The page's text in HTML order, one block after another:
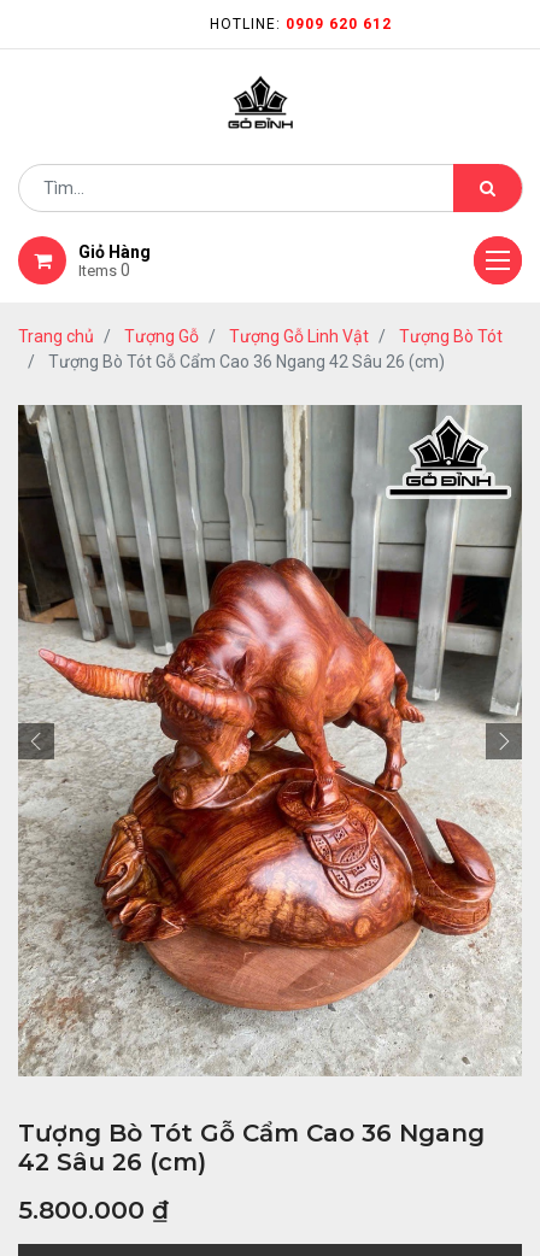
HOTLINE: 0909 620 612
Giỏ Hàng
Items 0
Trang chủ Tượng Gỗ Tượng Gỗ Linh Vật
Tượng Bò Tót
Tượng Bò Tót Gỗ Cẩm Cao 36 Ngang 42 Sâu 26 (cm)
Tượng Bò Tót Gỗ Cẩm Cao 36 Ngang
42 Sâu 26 (cm)
5.800.000 ₫